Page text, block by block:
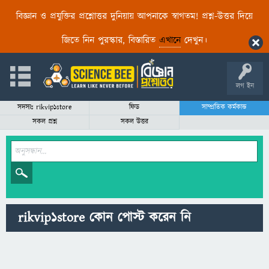
বিজ্ঞান ও প্রযুক্তির প্রশ্নোত্তর দুনিয়ায় আপনাকে স্বাগতম! প্রশ্ন-উত্তর দিয়ে
জিতে নিন পুরস্কার, বিস্তারিত এখানেদেখুন।
লগ ইন
সদস্যঃ rikvip1store ফিড
সাম্প্রতিক কর্মকান্ড
সকল প্রশ্ন
সকল উত্তর
rikvip1store কোন পোস্ট করেন নি